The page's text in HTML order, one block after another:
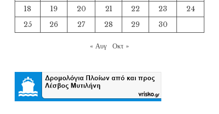
18
19 20 21 22 23
24
25
26 27 28 29 30
« Αυγ Οκτ »